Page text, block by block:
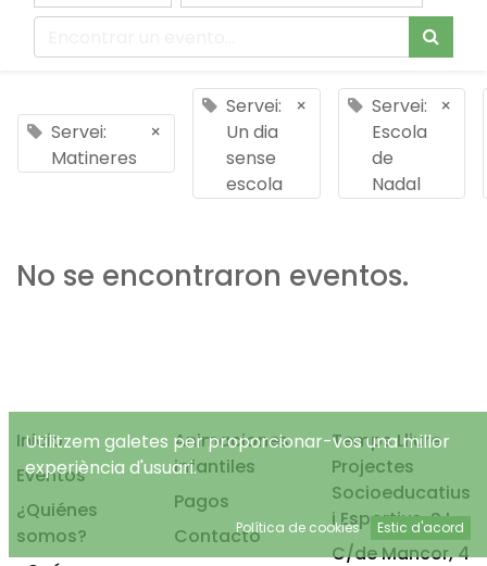
Servei:
Matineres
×
Servei:
Un dia
sense
escola
×
Servei:
Escola
de
Nadal
×
No se encontraron eventos.
Inicio
Eventos
¿Quiénes
somos?
Animaciones
infantiles
Pagos
Contacto
Temps Lliure
Projectes
Socioeducatius
i Esportius, S.L.
C/de Mancor, 4
Utilitzem galetes per proporcionar-vos una millor
experiència d'usuari.
Política de cookies Estic d'acord